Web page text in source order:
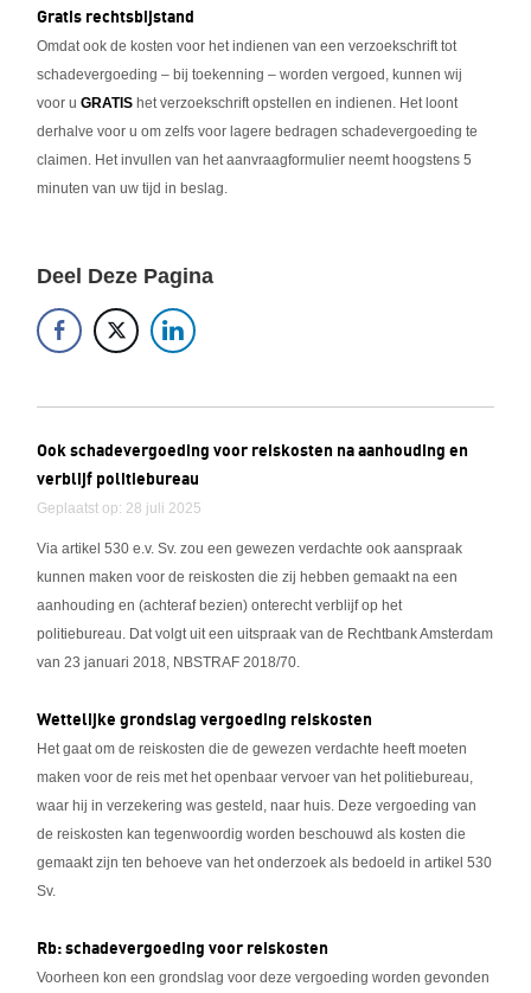
Gratis rechtsbijstand
Omdat ook de kosten voor het indienen van een verzoekschrift tot
schadevergoeding – bij toekenning – worden vergoed, kunnen wij
voor uGRATIS het verzoekschrift opstellen en indienen. Het loont
derhalve voor u om zelfs voor lagere bedragen schadevergoeding te
claimen. Het invullen van het aanvraagformulier neemt hoogstens 5
minuten van uw tijd in beslag.
Deel Deze Pagina
Ook schadevergoeding voor reiskosten na aanhouding en
verblijf politiebureau
Geplaatst op: 28 juli 2025
Via artikel 530 e.v. Sv. zou een gewezen verdachte ook aanspraak
kunnen maken voor de reiskosten die zij hebben gemaakt na een
aanhouding en (achteraf bezien) onterecht verblijf op het
politiebureau. Dat volgt uit een uitspraak van de Rechtbank Amsterdam
van 23 januari 2018, NBSTRAF 2018/70.
Wettelijke grondslag vergoeding reiskosten
Het gaat om de reiskosten die de gewezen verdachte heeft moeten
maken voor de reis met het openbaar vervoer van het politiebureau,
waar hij in verzekering was gesteld, naar huis. Deze vergoeding van
de reiskosten kan tegenwoordig worden beschouwd als kosten die
gemaakt zijn ten behoeve van het onderzoek als bedoeld in artikel 530
Sv.
Rb: schadevergoeding voor reiskosten
Voorheen kon een grondslag voor deze vergoeding worden gevonden